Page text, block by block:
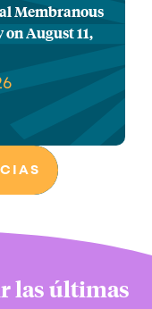
Membranous
August 11,
las últimas